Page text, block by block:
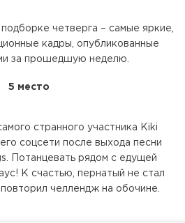
четверга – самые яркие,
кадры, опубликованные
за прошедшую неделю.
5 место
странного участника Kiki
соцсети после выхода песни
Потанцевать рядом с едущей
К счастью, пернатый не стал
челлендж на обочине.